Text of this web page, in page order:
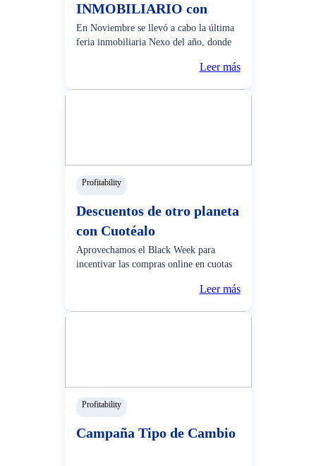
INMOBILIARIO con
Crédito Hipotecario BCP
En Noviembre se llevó a cabo la última
feria inmobiliaria Nexo del año, donde
interesados en cumplir el sueño de su
Leer más
Profitability
Descuentos de otro planeta
con Cuotéalo
Aprovechamos el Black Week para
incentivar las compras online en cuotas
disfrutaron de descuentos de más de S/
Leer más
Profitability
Campaña Tipo de Cambio